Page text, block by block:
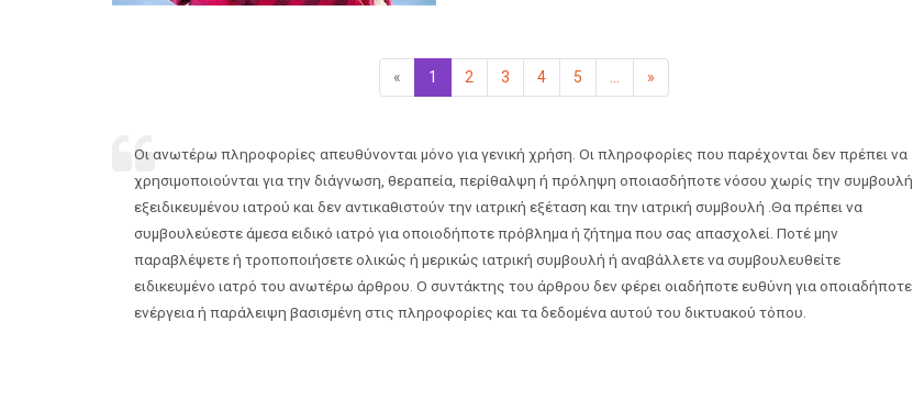
« Προηγούμενη
1 (επιλεγμένη)
2 3 4 5 »
Οι ανωτέρω πληροφορίες απευθύνονται μόνο για γενική χρήση. Οι πληροφορίες που παρέχονται δεν πρέπει να
χρησιμοποιούνται για την διάγνωση, θεραπεία, περίθαλψη ή πρόληψη οποιασδήποτε νόσου χωρίς την συμβουλή
εξειδικευμένου ιατρού και δεν αντικαθιστούν την ιατρική εξέταση και την ιατρική συμβουλή .Θα πρέπει να
συμβουλεύεστε άμεσα ειδικό ιατρό για οποιοδήποτε πρόβλημα ή ζήτημα που σας απασχολεί. Ποτέ μην
παραβλέψετε ή τροποποιήσετε ολικώς ή μερικώς ιατρική συμβουλή ή αναβάλλετε να συμβουλευθείτε
ειδικευμένο ιατρό του ανωτέρω άρθρου. Ο συντάκτης του άρθρου δεν φέρει οιαδήποτε ευθύνη για οποιαδήποτε
ενέργεια ή παράλειψη βασισμένη στις πληροφορίες και τα δεδομένα αυτού του δικτυακού τόπου.